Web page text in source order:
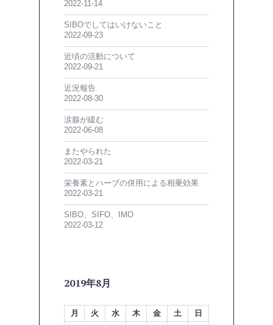
2022-11-14
SIBOでしてはいけないこと
2022-09-23
近頃の活動について
2022-09-21
近況報告
2022-08-30
涙腺が緩む
2022-06-08
またやられた
2022-03-21
栄養素とハーブの併用による相乗効果
2022-03-21
SIBO、SIFO、IMO
2022-03-12
2019年8月
月 火 水 木 金 土
日